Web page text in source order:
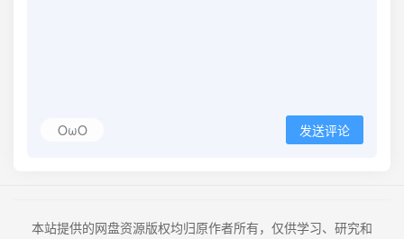
OωO 发送评论
本站提供的网盘资源版权均归原作者所有，仅供学习、研究和